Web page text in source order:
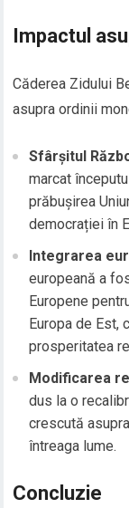
Impactul
Căderea Zidului
asupra ordinii
Sfârșitul
marcat
prăbușirea
democrației în
Integrarea
europeană a
Europene
Europa de Est,
prosperitatea
Modificarea
dus la o
crescută
întreaga lume.
Concluzie